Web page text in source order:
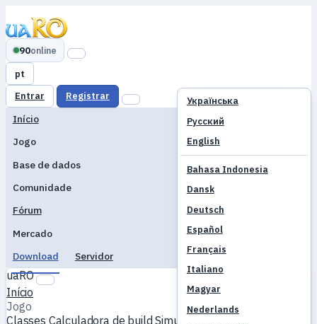
90online
pt
Українська
Русский
English
Bahasa Indonesia
Dansk
Deutsch
Español
Français
Italiano
Magyar
Nederlands
Entrar Registrar
Início
Jogo
Base de dados
Comunidade
Fórum
Mercado
Download
Servidor
uaRO
Início
Jogo
Classes Calculadora de buildSimulador de habilidades